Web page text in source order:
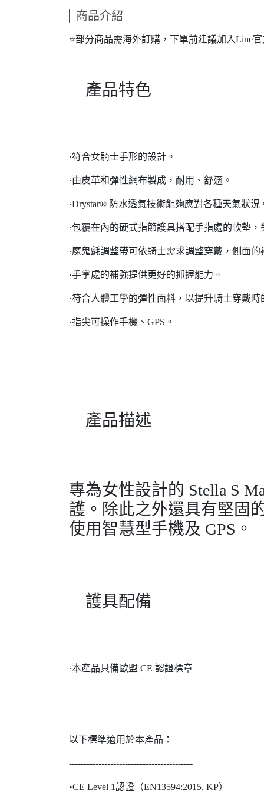
商品介紹
⭐️部分商品需海外訂購，下單前建議加入Line官
產品特色
·符合女騎士手形的設計。
·由皮革和彈性網布製成，耐用、舒適。
·Drystar® 防水透氣技術能夠應對各種天氣狀況
·包覆在內的硬式指節護具搭配手指處的軟墊
·魔鬼氈調整帶可依騎士需求調整穿戴，側面
·手掌處的補強提供更好的抓握能力。
·符合人體工學的彈性面料，以提升騎士穿戴
·指尖可操作手機、GPS。
產品描述
專為女性設計的 Stella S
護。除此之外還具有堅固
使用智慧型手機及 GPS。
護具配備
·本產品具備歐盟 CE 認證標章
以下標準適用於本產品：
------------------------------------------
•CE Level 1認證（EN13594:2015, KP）